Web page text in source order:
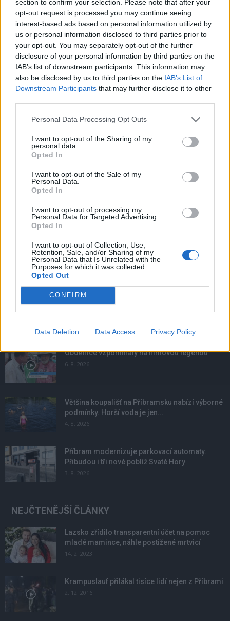
section to confirm your selection. Please note that after your
opt-out request is processed you may continue seeing
interest-based ads based on personal information utilized by
us or personal information disclosed to third parties prior to
your opt-out. You may separately opt-out of the further
disclosure of your personal information by third parties on the
IAB’s list of downstream participants. This information may
also be disclosed by us to third parties on the IAB’s List of
Downstream Participants that may further disclose it to other
Personal Data Processing Opt Outs
I want to opt-out of the Sharing of my
personal data.
Opted In
I want to opt-out of the Sale of my
Personal Data.
Opted In
I want to opt-out of processing my
Personal Data for Targeted Advertising.
Opted In
I want to opt-out of Collection, Use,
Retention, Sale, and/or Sharing of my
Personal Data that Is Unrelated with the
Purposes for which it was collected.
Opted Out
CONFIRM
Data Deletion Data Access Privacy Policy
Krimi
Krimi
Každý sedmý řidič měl problém. Policie
při víkendové akci na Příbramsku odhalila
30 přestupků
Čtvrtina řidičů při kontrole na Příbramsku
NOVINKY
Obděnice vzpomínaly na filmovou legendu
6. 8. 2026
Většina koupališť na Příbramsku nabízí výborné
podmínky. Horší voda je jen...
4. 8. 2026
Příbram modernizuje parkovací automaty.
Přibudou i tři nové poblíž Svaté Hory
3. 8. 2026
NEJČTENĚJŠÍ ČLÁNKY
Lazsko zřídilo transparentní účet na pomoc
mladé mamince, náhle postižené mrtvicí
14. 2. 2023
Krampuslauf přilákal tisíce lidí nejen z Příbrami
2. 12. 2016